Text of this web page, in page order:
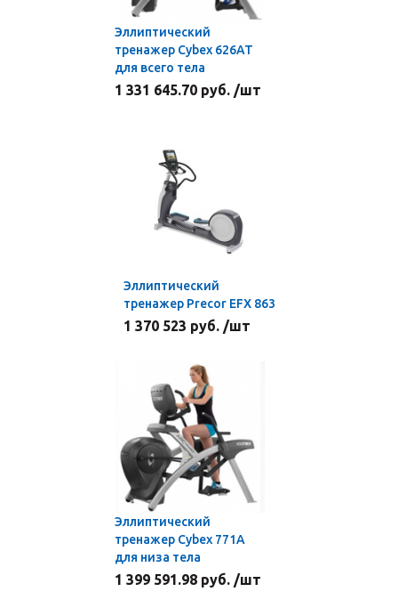
Эллиптический
тренажер Cybex 626АТ
для всего тела
1 331 645.70 руб. /шт
Эллиптический
тренажер Precor EFX 863
1 370 523 руб. /шт
Эллиптический
тренажер Cybex 771А
для низа тела
1 399 591.98 руб. /шт